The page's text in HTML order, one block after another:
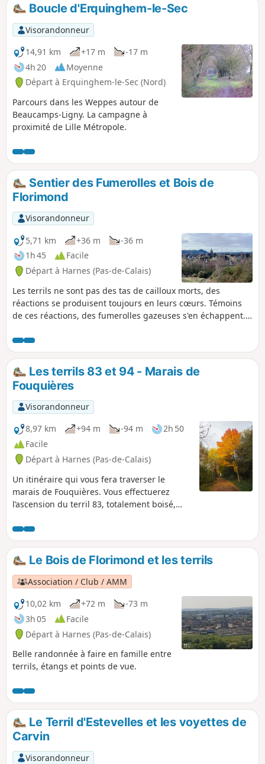
Boucle d'Erquinghem-le-Sec
Visorandonneur
14,91 km
+17 m
-17 m
4h 20
Moyenne
Départ à Erquinghem-le-Sec (Nord)
Parcours dans les Weppes autour de
Beaucamps-Ligny. La campagne à
proximité de Lille Métropole.
Sentier des Fumerolles et Bois de
Florimond
Visorandonneur
5,71 km
+36 m
-36 m
1h 45
Facile
Départ à Harnes (Pas-de-Calais)
Les terrils ne sont pas des tas de cailloux morts, des
réactions se produisent toujours en leurs cœurs. Témoins
de ces réactions, des fumerolles gazeuses s'en échappent.
Harnes, au départ du Bois de Florimond, et dirigez-vous
vers le terril. Suivez alors le chemin balisé nommé "le
Sentier des Fumerolles" sur des bornes bétonnées, qui vous
permet découvrir le Terril 230. C'est un surprenant périple
qui offre une très grande variété de paysages et de points
d'intérêts : vue sur des fumerolles, point de vue sur le Sud-
Est du bassin minier, point de vue sur le canyon, etc.
Les terrils 83 et 94 - Marais de
Fouquières
Visorandonneur
8,97 km
+94 m -94 m
2h 50
Facile
Départ à Harnes (Pas-de-Calais)
Un itinéraire qui vous fera traverser le
marais de Fouquières. Vous effectuerez
l’ascension du terril 83, totalement boisé,
artificielle mystérieuse. Vous prendrez
ensuite la direction du terril 94 (terril
escalier) en passant par les bacs à schlamm
(stockage de restes miniers) et l'étang de
pêche de Harnes. Vous reviendrez par le
chemin longeant le canal de Lens.
Le Bois de Florimond et les terrils
Association / Club / AMM
10,02 km
+72 m
-73 m
3h 05
Facile
Départ à Harnes (Pas-de-Calais)
Belle randonnée à faire en famille entre
terrils, étangs et points de vue.
Le Terril d'Estevelles et les voyettes de
Carvin
Visorandonneur